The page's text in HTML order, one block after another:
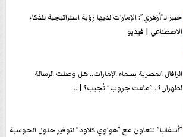
خبير لـ”أزهري”: الإمارات لديها رؤية استراتيجية للذكاء
الاصطناعي | فيديو
الرافال المصرية بسماء الإمارات.. هل وصلت الرسالة
لطهران؟.. ”ماعت جروب” تُجيب؟ |...
”أسفاليا” تتعاون مع ”هواوي كلاود” لتوفير حلول الحوسبة